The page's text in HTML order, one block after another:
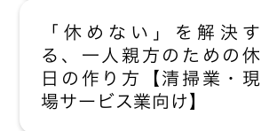
「休めない」を解決す
る、一人親方のための休
日の作り方【清掃業・現
場サービス業向け】